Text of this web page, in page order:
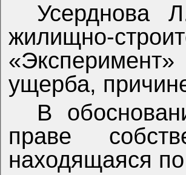
Усерднова
жилищно-
ущерба,
В
праве
находящаяся